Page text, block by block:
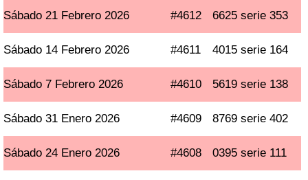
Sábado 21 Febrero 2026 #4612 6625 serie 353
Sábado 14 Febrero 2026 #4611 4015 serie 164
Sábado 7 Febrero 2026 #4610 5619 serie 138
Sábado 31 Enero 2026 #4609 8769 serie 402
Sábado 24 Enero 2026 #4608 0395 serie 111